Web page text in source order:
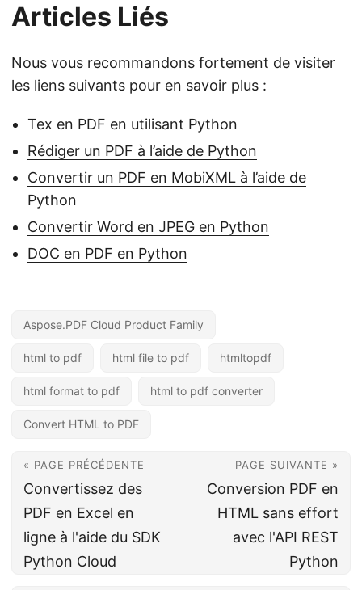
Articles Liés
Nous vous recommandons fortement de visiter
les liens suivants pour en savoir plus :
Tex en PDF en utilisant Python
Rédiger un PDF à l’aide de Python
Convertir un PDF en MobiXML à l’aide de
Python
Convertir Word en JPEG en Python
DOC en PDF en Python
Aspose.PDF Cloud Product Family
html to pdf html file to pdf htmltopdf
html format to pdf html to pdf converter
Convert HTML to PDF
« PAGE PRÉCÉDENTE
Convertissez des
PDF en Excel en
ligne à l'aide du SDK
Python Cloud
PAGE SUIVANTE »
Conversion PDF en
HTML sans effort
avec l'API REST
Python